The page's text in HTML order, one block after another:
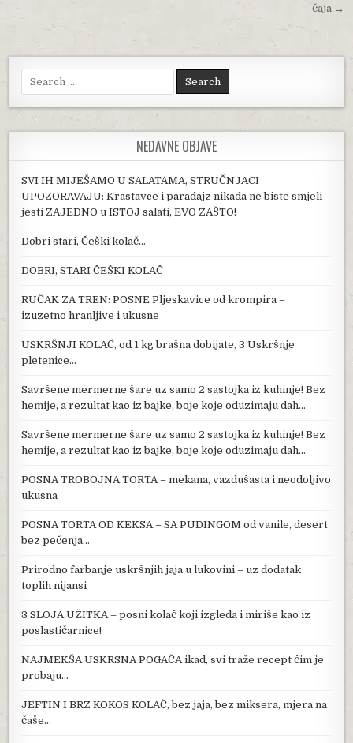
čaja →
Search for:
NEDAVNE OBJAVE
SVI IH MIJEŠAMO U SALATAMA, STRUČNJACI
UPOZORAVAJU: Krastavce i paradajz nikada ne biste smjeli
jesti ZAJEDNO u ISTOJ salati, EVO ZAŠTO!
Dobri stari, Češki kolač…
DOBRI, STARI ČEŠKI KOLAČ
RUČAK ZA TREN: POSNE Pljeskavice od krompira –
izuzetno hranljive i ukusne
USKRŠNJI KOLAČ, od 1 kg brašna dobijate, 3 Uskršnje
pletenice…
Savršene mermerne šare uz samo 2 sastojka iz kuhinje! Bez
hemije, a rezultat kao iz bajke, boje koje oduzimaju dah…
Savršene mermerne šare uz samo 2 sastojka iz kuhinje! Bez
hemije, a rezultat kao iz bajke, boje koje oduzimaju dah…
POSNA TROBOJNA TORTA – mekana, vazdušasta i neodoljivo
ukusna
POSNA TORTA OD KEKSA – SA PUDINGOM od vanile, desert
bez pečenja…
Prirodno farbanje uskršnjih jaja u lukovini – uz dodatak
toplih nijansi
3 SLOJA UŽITKA – posni kolač koji izgleda i miriše kao iz
poslastičarnice!
NAJMEKŠA USKRSNA POGAČA ikad, svi traže recept čim je
probaju…
JEFTIN I BRZ KOKOS KOLAČ, bez jaja, bez miksera, mjera na
čaše…